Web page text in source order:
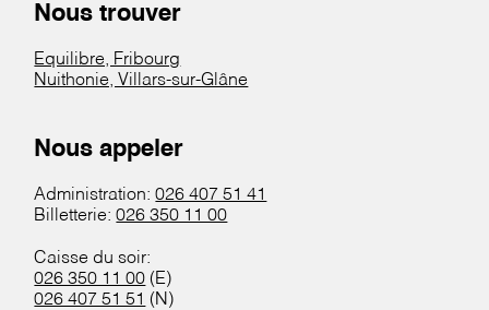
Nous trouver
Equilibre, Fribourg
Nuithonie, Villars-sur-Glâne
Nous appeler
Administration:026 407 51 41
Billetterie:026 350 11 00
Caisse du soir:
026 350 11 00 (E)
026 407 51 51 (N)